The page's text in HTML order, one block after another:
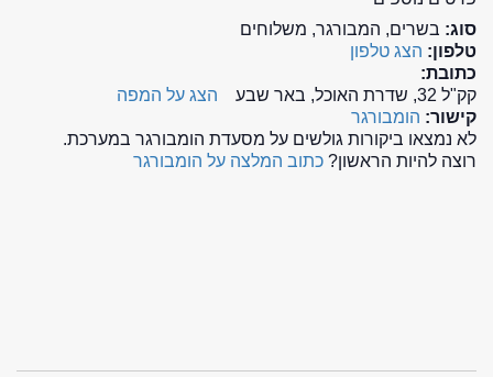
סוג: בשרים, המבורגר, משלוחים
טלפון: הצג טלפון
כתובת:
קק"ל 32, שדרת האוכל, באר שבע
הצג על המפה
קישור: הומבורגר
לא נמצאו ביקורות גולשים על מסעדת הומבורגר במערכת.
רוצה להיות הראשון? כתוב המלצה על הומבורגר